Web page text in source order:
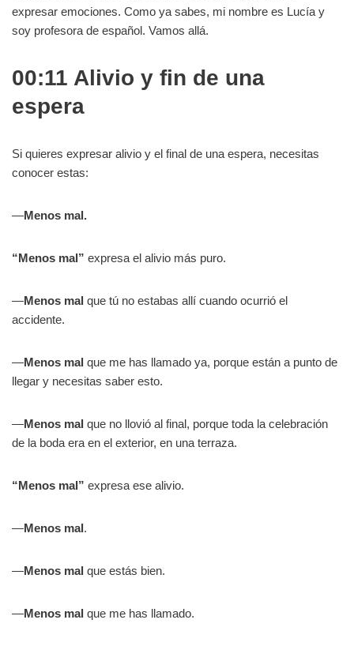
expresar emociones. Como ya sabes, mi nombre es Lucía y
soy profesora de español. Vamos allá.
00:11 Alivio y fin de una
espera
Si quieres expresar alivio y el final de una espera, necesitas
conocer estas:
—Menos mal.
“Menos mal” expresa el alivio más puro.
—Menos mal que tú no estabas allí cuando ocurrió el
accidente.
—Menos mal que me has llamado ya, porque están a punto de
llegar y necesitas saber esto.
—Menos mal que no llovió al final, porque toda la celebración
de la boda era en el exterior, en una terraza.
“Menos mal” expresa ese alivio.
—Menos mal.
—Menos mal que estás bien.
—Menos mal que me has llamado.